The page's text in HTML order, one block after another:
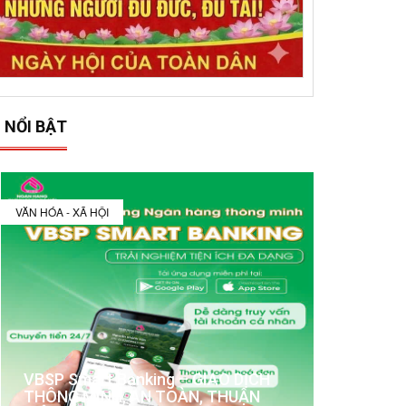
NỔI BẬT
VĂN HÓA - XÃ HỘI
VBSP Smart Banking – GIAO DỊCH
THÔNG MINH, AN TOÀN, THUẬN